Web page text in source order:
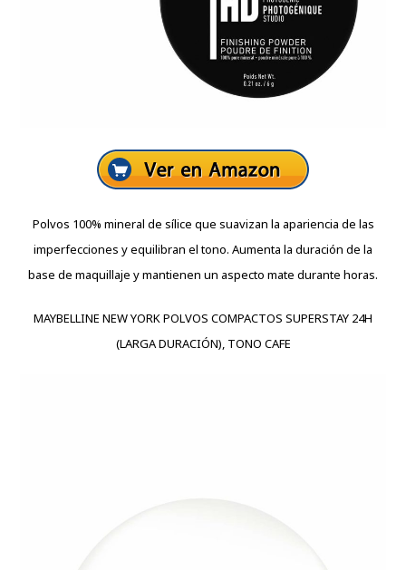
Polvos 100% mineral de sílice que suavizan la apariencia de las
imperfecciones y equilibran el tono. Aumenta la duración de la
base de maquillaje y mantienen un aspecto mate durante horas.
MAYBELLINE NEW YORK POLVOS COMPACTOS SUPERSTAY 24H
(LARGA DURACIÓN), TONO CAFE